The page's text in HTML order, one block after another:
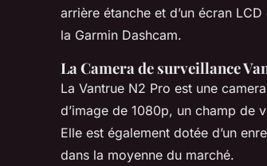
arrière étanche et d’un écran
la Garmin Dashcam.
La Camera de surveillance
La Vantrue N2 Pro est une
d’image de 1080p, un champ de
Elle est également dotée d’un
dans la moyenne du marché.